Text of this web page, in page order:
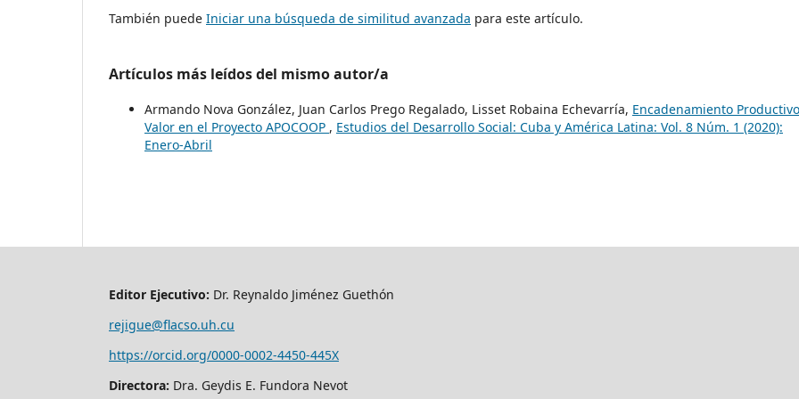
También puede Iniciar una búsqueda de similitud avanzada para este artículo.
Artículos más leídos del mismo autor/a
Armando Nova González, Juan Carlos Prego Regalado, Lisset Robaina Echevarría, Encadenamiento
Valor en el Proyecto APOCOOP , Estudios del Desarrollo Social: Cuba y América Latina: Vol. 8 Núm. 1 (2020):
Enero-Abril
Editor Ejecutivo: Dr. Reynaldo Jiménez Guethón
rejigue@flacso.uh.cu
https://orcid.org/0000-0002-4450-445X
Directora: Dra. Geydis E. Fundora Nevot